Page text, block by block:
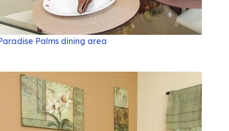
Palms dining area